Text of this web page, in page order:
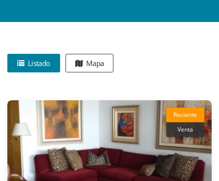
Listado Mapa
Reciente
Venta